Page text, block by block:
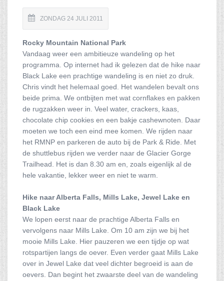
ZONDAG 24 JULI 2011
Rocky Mountain National Park
Vandaag weer een ambitieuze wandeling op het
programma. Op internet had ik gelezen dat de hike naar
Black Lake een prachtige wandeling is en niet zo druk.
Chris vindt het helemaal goed. Het wandelen bevalt ons
beide prima. We ontbijten met wat cornflakes en pakken
de rugzakken weer in. Veel water, crackers, kaas,
chocolate chip cookies en een bakje cashewnoten. Daar
moeten we toch een eind mee komen. We rijden naar
het RMNP en parkeren de auto bij de Park & Ride. Met
de shuttlebus rijden we verder naar de Glacier Gorge
Trailhead. Het is dan 8.30 am en, zoals eigenlijk al de
hele vakantie, lekker weer en niet te warm.
Hike naar Alberta Falls, Mills Lake, Jewel Lake en
Black Lake
We lopen eerst naar de prachtige Alberta Falls en
vervolgens naar Mills Lake. Om 10 am zijn we bij het
mooie Mills Lake. Hier pauzeren we een tijdje op wat
rotspartijen langs de oever. Even verder gaat Mills Lake
over in Jewel Lake dat veel dichter begroeid is aan de
oevers. Dan begint het zwaarste deel van de wandeling